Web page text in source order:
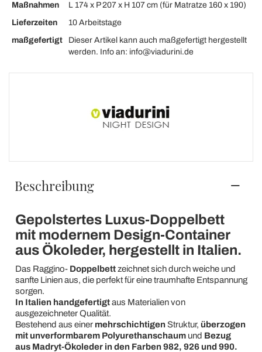
Maßnahmen
L 174 x P 207 x H 107 cm (für Matratze 160 x 190)
Lieferzeiten
10 Arbeitstage
maßgefertigt
Dieser Artikel kann auch maßgefertigt hergestellt
werden. Info an: info@viadurini.de
Beschreibung
Gepolstertes Luxus-Doppelbett
mit modernem Design-Container
aus Ökoleder, hergestellt in Italien.
Das Raggino- Doppelbettzeichnet sich durch weiche und
sanfte Linien aus, die perfekt für eine traumhafte Entspannung
sorgen.
In Italien handgefertigtaus Materialien von
ausgezeichneter Qualität.
Bestehend aus einer mehrschichtigen Struktur, überzogen
mit unverformbarem Polyurethanschaumund Bezug
aus Madryt-Ökoleder in den Farben 982, 926 und 990.